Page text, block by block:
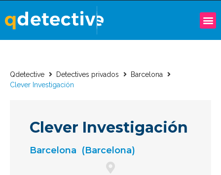
Qdetective Detectives privados
Barcelona
Clever Investigación
Clever Investigación
Barcelona (Barcelona)